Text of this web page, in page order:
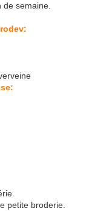
semaine.
petite broderie.